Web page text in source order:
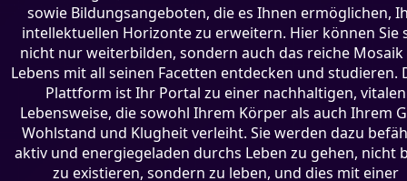
sowie Bildungsangeboten, die es Ihnen ermöglichen,
intellektuellen Horizonte zu erweitern. Hier können Sie
nicht nur weiterbilden, sondern auch das reiche Mosaik
Lebens mit all seinen Facetten entdecken und studieren.
Plattform ist Ihr Portal zu einer nachhaltigen, vitalen
Lebensweise, die sowohl Ihrem Körper als auch Ihrem
Wohlstand und Klugheit verleiht. Sie werden dazu
aktiv und energiegeladen durchs Leben zu gehen, nicht
zu existieren, sondern zu leben, und dies mit einer